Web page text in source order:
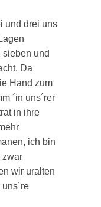
und drei uns
sieben und
Da
Hand zum
´in uns´rer
in ihre
ich bin
zwar
wir uralten